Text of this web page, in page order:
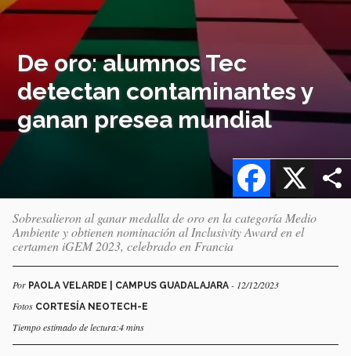
De oro: alumnos Tec
detectan contaminantes y
ganan presea mundial
X
Facebook
Sobresalieron al ganar medalla de oro en la categoría Medio
Ambiente y obtienen nominación al Inclusivity Award en el
certamen iGEM 2023, celebrado en Francia
Por PAOLA VELARDE | CAMPUS GUADALAJARA - 12/12/2023
Fotos CORTESÍA NEOTECH-E
Tiempo estimado de lectura:4 mins